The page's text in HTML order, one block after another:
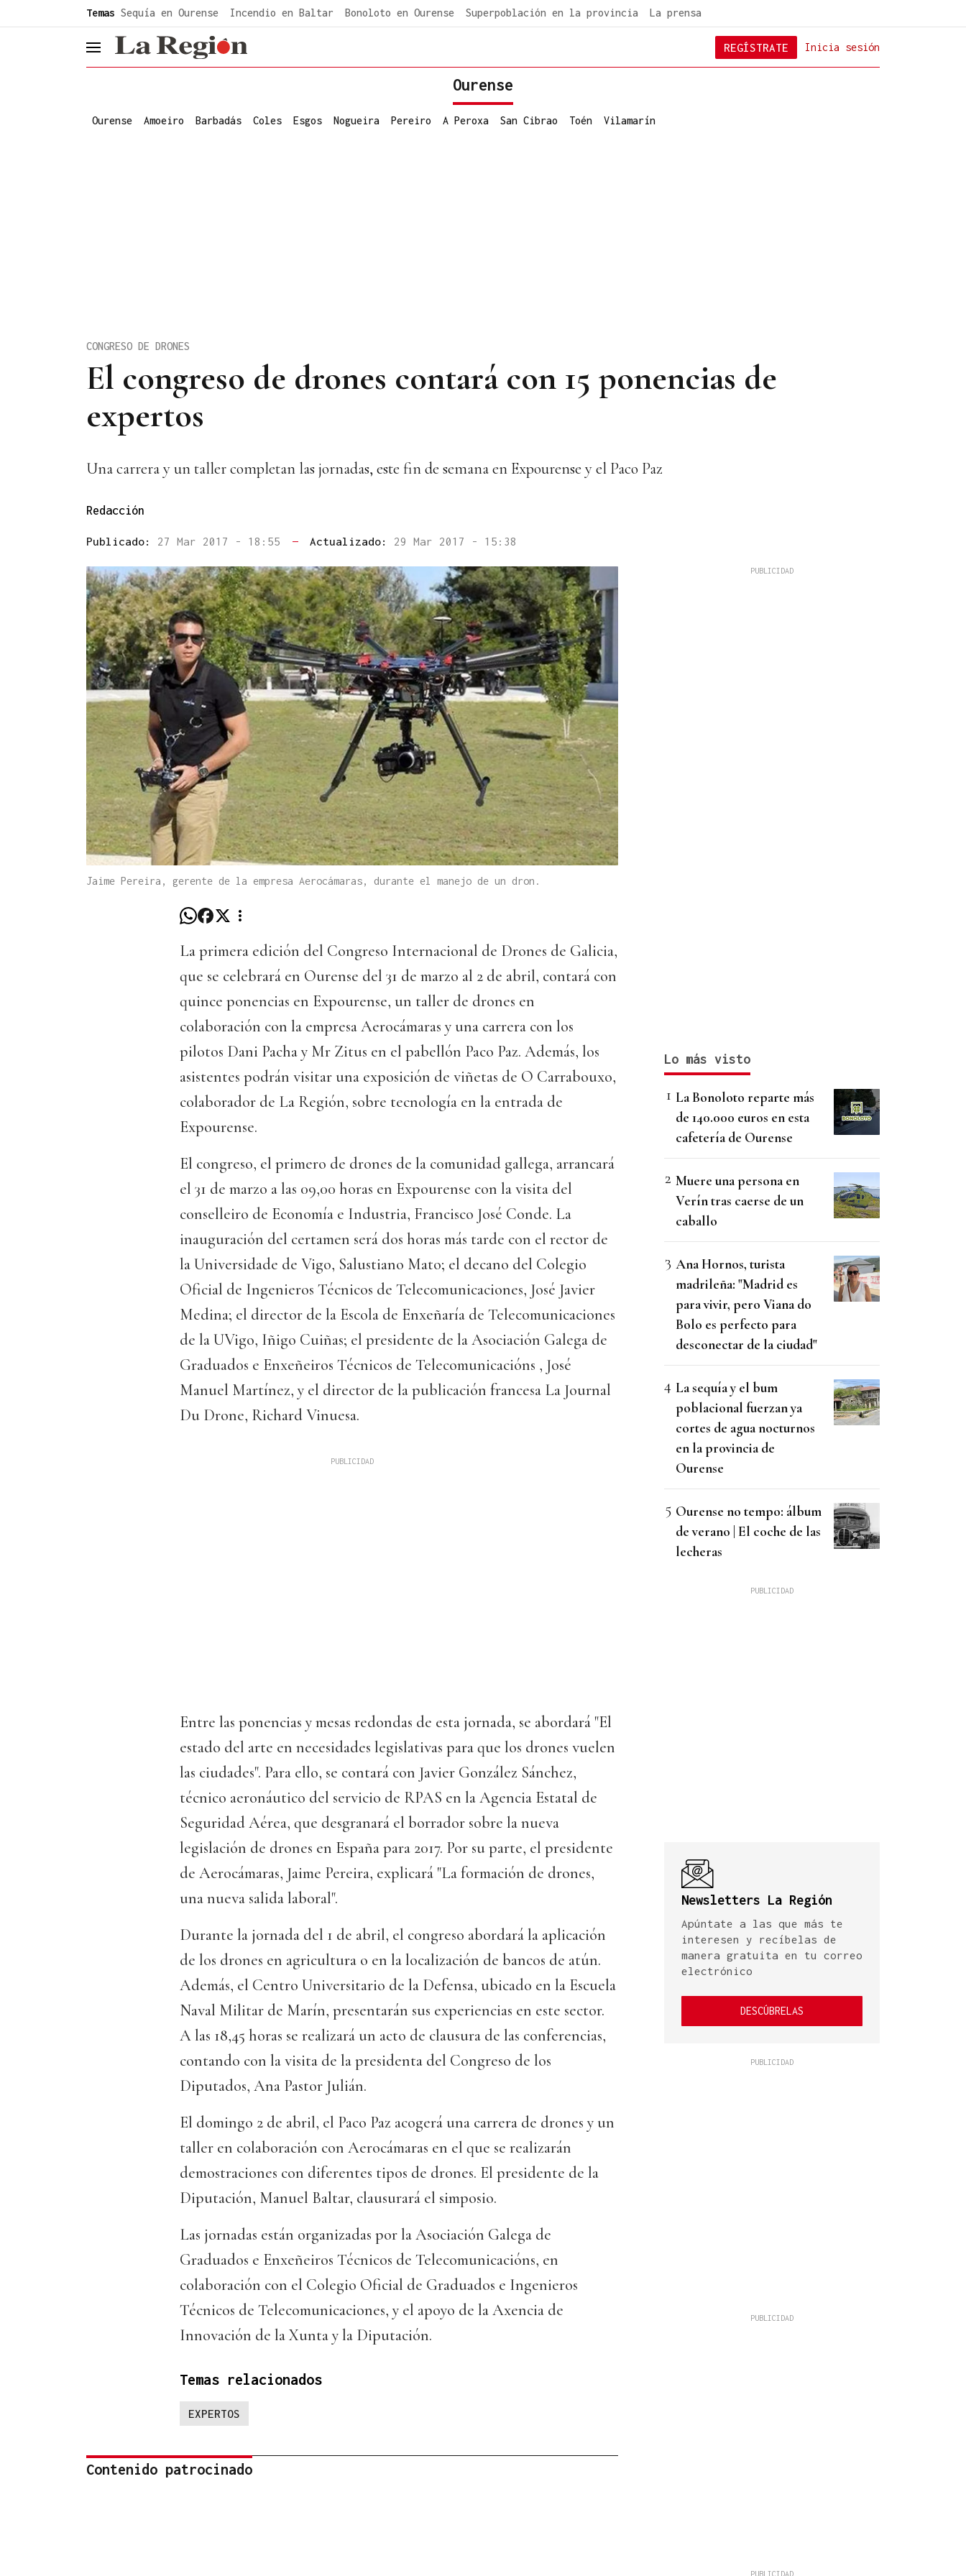
Temas Sequía en Ourense Incendio en Baltar Bonoloto en Ourense Superpoblación en la provincia La prensa
header.menu.open Inicia sesión
REGÍSTRATE
Ourense
Ourense Amoeiro Barbadás Coles Esgos Nogueira Pereiro A Peroxa San Cibrao Toén Vilamarín
El congreso de drones contará con 15 ponencias de
expertos
CONGRESO DE DRONES
Una carrera y un taller completan las jornadas, este fin de semana en Expourense y el Paco Paz
Redacción
Publicado: 27 Mar 2017 - 18:55 — Actualizado: 29 Mar 2017 - 15:38
Jaime Pereira, gerente de la empresa Aerocámaras, durante el manejo de un dron.
La primera edición del Congreso Internacional de Drones de Galicia,
que se celebrará en Ourense del 31 de marzo al 2 de abril, contará con
quince ponencias en Expourense, un taller de drones en
colaboración con la empresa Aerocámaras y una carrera con los
pilotos Dani Pacha y Mr Zitus en el pabellón Paco Paz. Además, los
asistentes podrán visitar una exposición de viñetas de O Carrabouxo,
colaborador de La Región, sobre tecnología en la entrada de
Expourense.
El congreso, el primero de drones de la comunidad gallega, arrancará
el 31 de marzo a las 09,00 horas en Expourense con la visita del
conselleiro de Economía e Industria, Francisco José Conde. La
inauguración del certamen será dos horas más tarde con el rector de
la Universidade de Vigo, Salustiano Mato; el decano del Colegio
Oficial de Ingenieros Técnicos de Telecomunicaciones, José Javier
Medina; el director de la Escola de Enxeñaría de Telecomunicaciones
de la UVigo, Iñigo Cuiñas; el presidente de la Asociación Galega de
Graduados e Enxeñeiros Técnicos de Telecomunicacións , José
Manuel Martínez, y el director de la publicación francesa La Journal
Du Drone, Richard Vinuesa.
Entre las ponencias y mesas redondas de esta jornada, se abordará "El
estado del arte en necesidades legislativas para que los drones vuelen
las ciudades". Para ello, se contará con Javier González Sánchez,
técnico aeronáutico del servicio de RPAS en la Agencia Estatal de
Seguridad Aérea, que desgranará el borrador sobre la nueva
legislación de drones en España para 2017. Por su parte, el presidente
de Aerocámaras, Jaime Pereira, explicará "La formación de drones,
una nueva salida laboral".
Durante la jornada del 1 de abril, el congreso abordará la aplicación
de los drones en agricultura o en la localización de bancos de atún.
Además, el Centro Universitario de la Defensa, ubicado en la Escuela
Naval Militar de Marín, presentarán sus experiencias en este sector.
A las 18,45 horas se realizará un acto de clausura de las conferencias,
contando con la visita de la presidenta del Congreso de los
Diputados, Ana Pastor Julián.
El domingo 2 de abril, el Paco Paz acogerá una carrera de drones y un
taller en colaboración con Aerocámaras en el que se realizarán
demostraciones con diferentes tipos de drones. El presidente de la
Diputación, Manuel Baltar, clausurará el simposio.
Las jornadas están organizadas por la Asociación Galega de
Graduados e Enxeñeiros Técnicos de Telecomunicacións, en
colaboración con el Colegio Oficial de Graduados e Ingenieros
Técnicos de Telecomunicaciones, y el apoyo de la Axencia de
Innovación de la Xunta y la Diputación.
Temas relacionados
EXPERTOS
Contenido patrocinado
Lo más visto
La Bonoloto reparte más
de 140.000 euros en esta
cafetería de Ourense
Muere una persona en
Verín tras caerse de un
caballo
Ana Hornos, turista
madrileña: "Madrid es
para vivir, pero Viana do
Bolo es perfecto para
desconectar de la ciudad"
La sequía y el bum
poblacional fuerzan ya
cortes de agua nocturnos
en la provincia de
Ourense
Ourense no tempo: álbum
de verano | El coche de las
lecheras
Newsletters La Región
Apúntate a las que más te
interesen y recíbelas de
manera gratuita en tu correo
electrónico
DESCÚBRELAS